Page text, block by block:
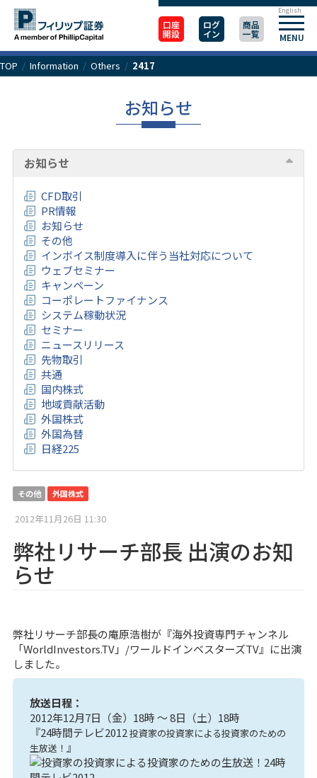
口座
開設
ログ
イン
商品
一覧 MENU
English
TOP / Information / Others / 2417
お知らせ
お知らせ
CFD取引
PR情報
お知らせ
その他
インボイス制度導入に伴う当社対応について
ウェブセミナー
キャンペーン
コーポレートファイナンス
システム稼動状況
セミナー
ニュースリリース
先物取引
共通
国内株式
地域貢献活動
外国株式
外国為替
日経225
その他 外国株式
2012年11月26日 11:30
弊社リサーチ部長 出演のお知
らせ
弊社リサーチ部長の庵原浩樹が『海外投資専門チャンネル
「WorldInvestors.TV」/ワールドインベスターズTV』に出演
しました。
放送日程：
2012年12月7日（金）18時 ～ 8日（土）18時
『24時間テレビ2012投資家の投資家による投資家のための
生放送！ 』